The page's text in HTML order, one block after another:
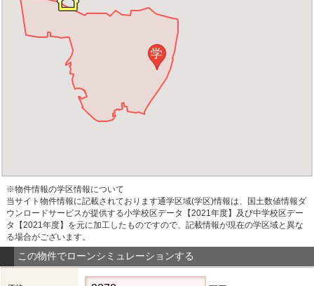
学
※物件情報の学区情報について
当サイト物件情報に記載されております通学区域(学区)情報は、国土数値情報ダ
ウンロードサービスが提供する小学校区データ【2021年度】及び中学校区デー
タ【2021年度】を元に加工したものですので、記載情報が現在の学区域と異な
る場合がございます。
この物件でローンシミュレーションする